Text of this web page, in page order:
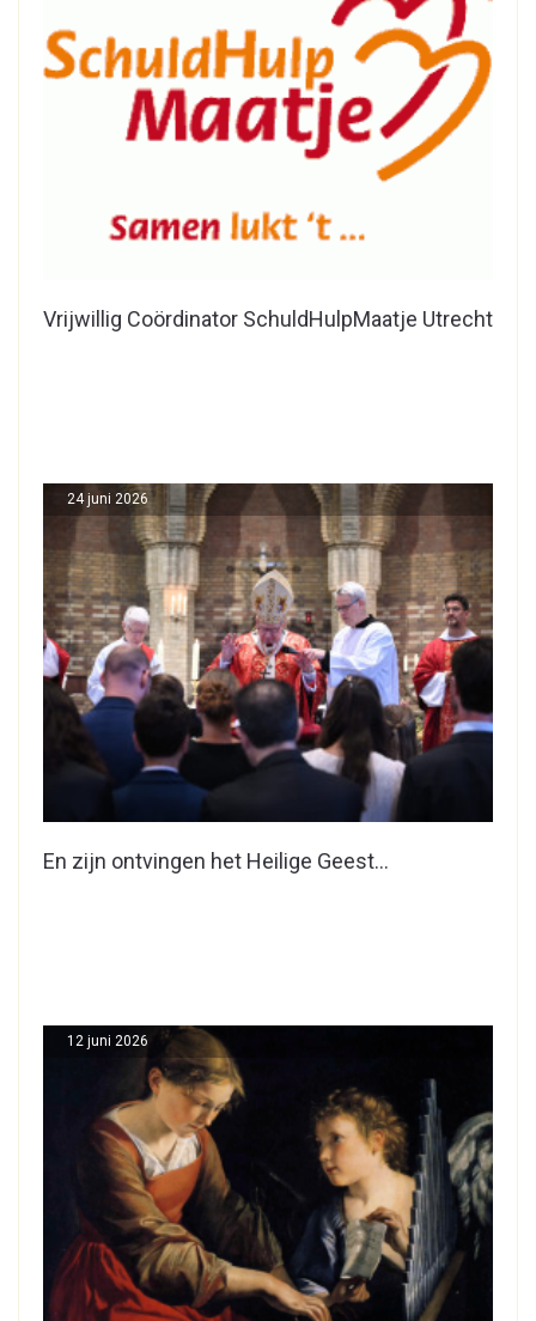
Vrijwillig Coördinator SchuldHulpMaatje Utrecht
En zijn ontvingen het Heilige Geest…
24 juni 2026
12 juni 2026